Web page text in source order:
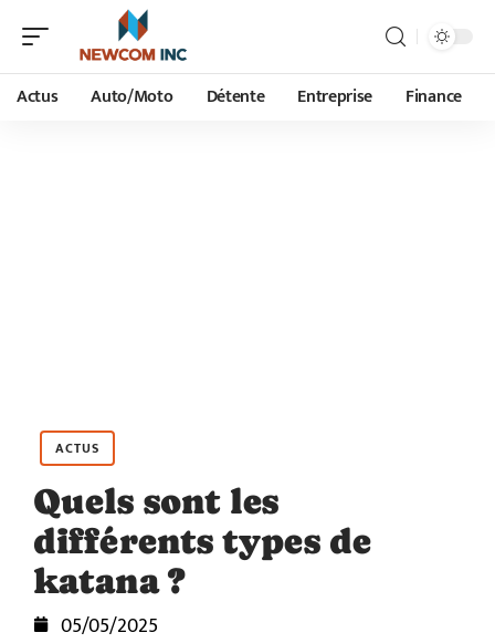
Actus Auto/Moto Détente Entreprise Finance
ACTUS
Quels sont les
différents types de
katana ?
05/05/2025